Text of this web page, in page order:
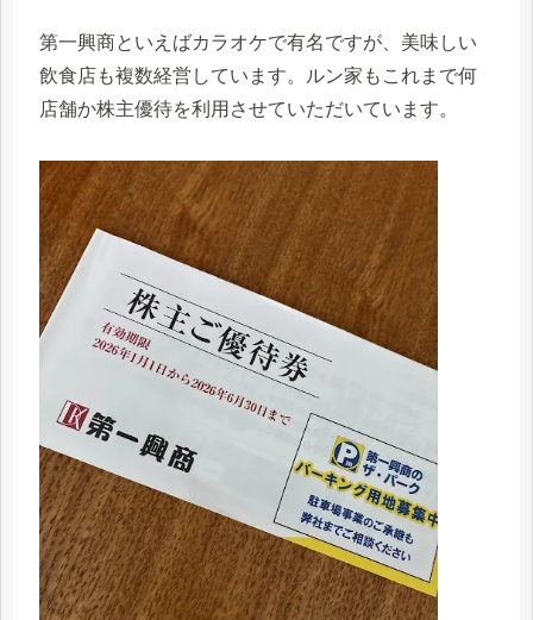
第一興商といえばカラオケで有名ですが、美味しい
飲食店も複数経営しています。ルン家もこれまで何
店舗か株主優待を利用させていただいています。